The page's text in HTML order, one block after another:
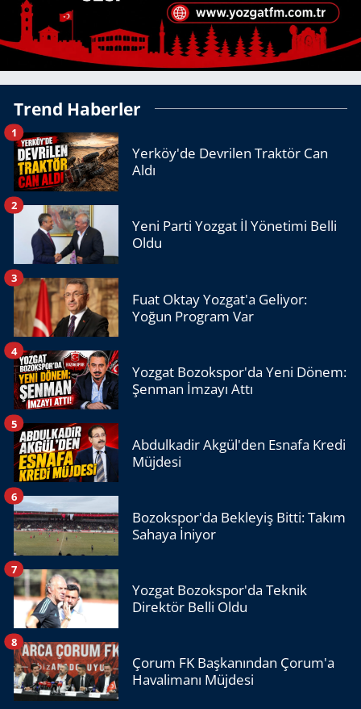
Trend Haberler
Yerköy'de Devrilen Traktör Can
Aldı
1
Yeni Parti Yozgat İl Yönetimi Belli
Oldu
2
Fuat Oktay Yozgat'a Geliyor:
Yoğun Program Var
3
Yozgat Bozokspor'da Yeni Dönem:
Şenman İmzayı Attı
4
Abdulkadir Akgül'den Esnafa Kredi
Müjdesi
5
Bozokspor'da Bekleyiş Bitti: Takım
Sahaya İniyor
6
Yozgat Bozokspor'da Teknik
Direktör Belli Oldu
7
Çorum FK Başkanından Çorum'a
Havalimanı Müjdesi
8